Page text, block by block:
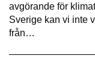
avgörande för
Sverige kan vi inte
från…